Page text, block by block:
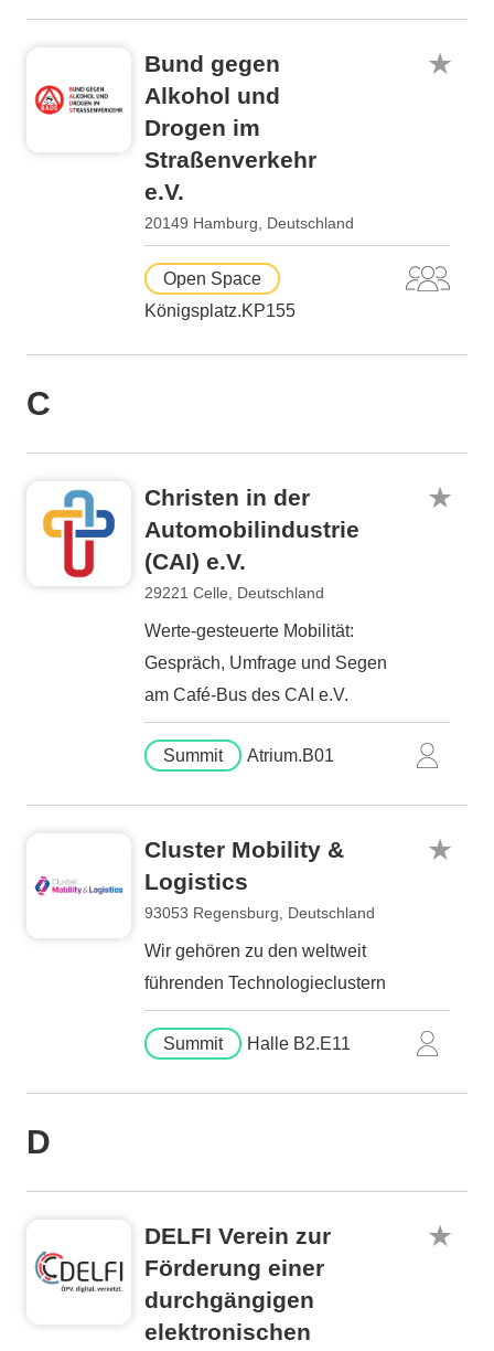
Bund gegen
Alkohol und
Drogen im
Straßenverkehr
e.V.
20149 Hamburg, Deutschland
Open Space
Königsplatz.KP155
C
Christen in der
Automobilindustrie
(CAI) e.V.
29221 Celle, Deutschland
Werte-gesteuerte Mobilität:
Gespräch, Umfrage und Segen
am Café-Bus des CAI e.V.
Summit Atrium.B01
Cluster Mobility &
Logistics
93053 Regensburg, Deutschland
Wir gehören zu den weltweit
führenden Technologieclustern
Summit Halle B2.E11
D
DELFI Verein zur
Förderung einer
durchgängigen
elektronischen